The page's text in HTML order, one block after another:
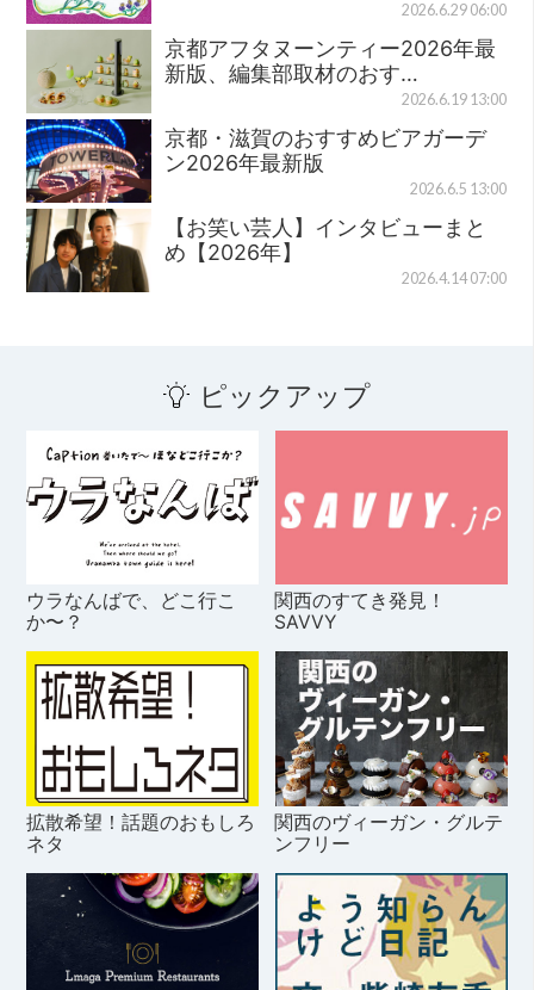
2026.6.29 06:00
京都アフタヌーンティー2026年最
新版、編集部取材のおす…
2026.6.19 13:00
京都・滋賀のおすすめビアガーデ
ン2026年最新版
2026.6.5 13:00
【お笑い芸人】インタビューまと
め【2026年】
2026.4.14 07:00
ピックアップ
ウラなんばで、どこ行こ
か〜？
関西のすてき発見！
SAVVY
拡散希望！話題のおもしろ
ネタ
関西のヴィーガン・グルテ
ンフリー